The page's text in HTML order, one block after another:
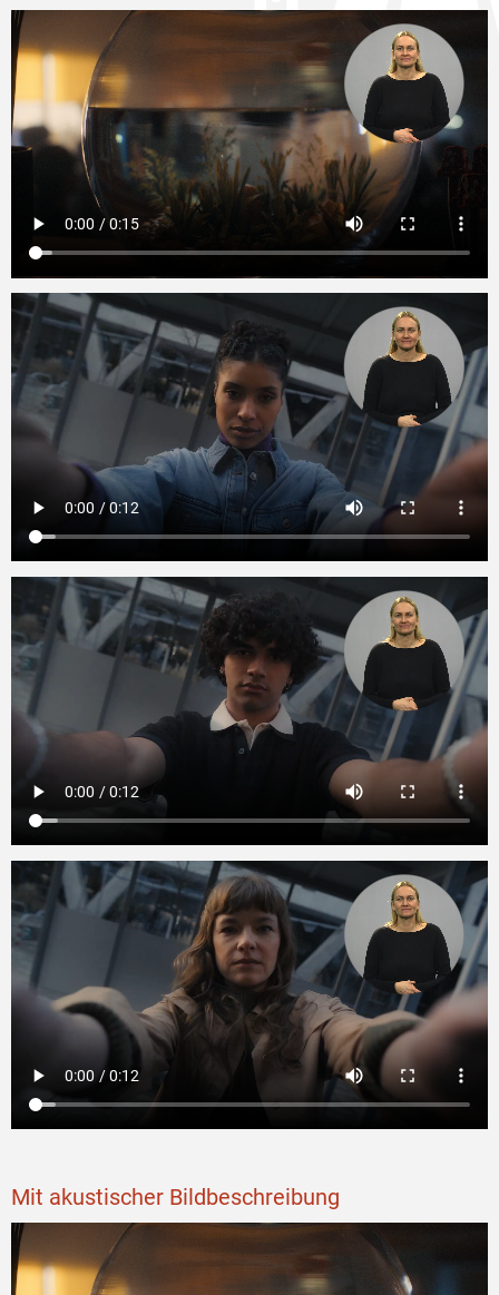
Mit akustischer Bildbeschreibung